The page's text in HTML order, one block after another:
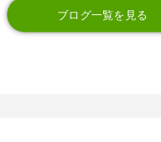
ブログ一覧を見る